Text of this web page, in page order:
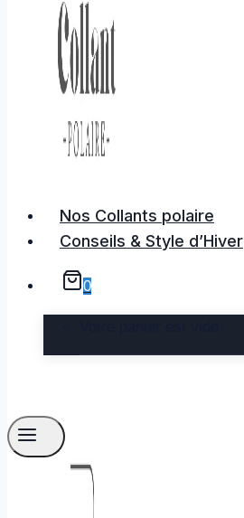
Nos Collants polaire
Conseils & Style d’Hiver
0